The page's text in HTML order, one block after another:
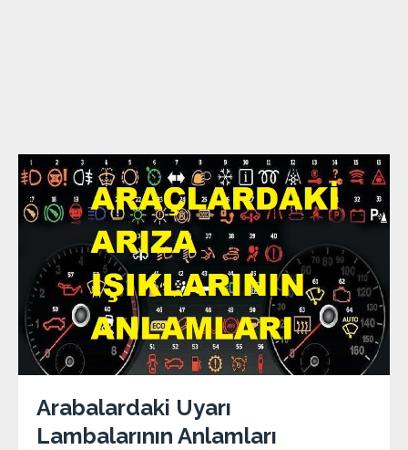
Arabalardaki Uyarı
Lambalarının Anlamları